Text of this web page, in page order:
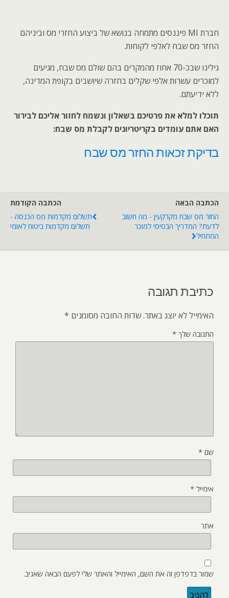
חברת MI פיננסים מתמחה בנושא של ביצוע החזרי מס וביניהם
החזר מס שבח לאלפי לקוחות.
גילינו שבכ-70 אחוז מהמקרים בהם שולם מס שבח, מגיעים
למוכרים עשרות אלפי שקלים בחזרה שיושבים בקופת המדינה,
ללא ידיעתם.
תוכלו למלא את פרטיכם בשאלון ונשמח לחזור אליכם לבירור
האם אתם עומדים בקריטריונים לקבלת מס שבח:
בדיקת זכאות החזר מס שבח
הכתבה הקודמת
תשלום מקדמות מס הכנסה -
תשלום מקדמות ביטוח לאומי
הכתבה הבאה
החזר מס שבח מקרקעין - מה חשוב
לדעת? המדריך הבסיסי למוכר
המתחיל
כתיבת תגובה
האימייל לא יוצג באתר.שדות החובה מסומנים *
התגובה שלך *
שם *
אימייל *
אתר
שמור בדפדפן זה את השם, האימייל והאתר שלי לפעם הבאה שאגיב.